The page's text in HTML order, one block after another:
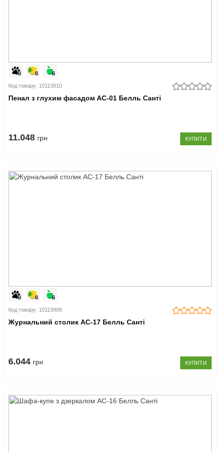
Код товару: 10113910
Пенал з глухим фасадом АС-01 Белль Санті
11.048 грн КУПИТИ
Код товару: 10113909
Журнальний столик АС-17 Белль Санті
6.044 грн КУПИТИ